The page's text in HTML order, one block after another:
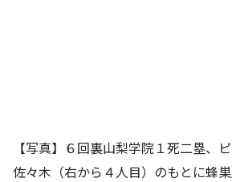
【写真】６回裏山梨学院１死二塁、
佐々木（右から４人目）のもとに蜂